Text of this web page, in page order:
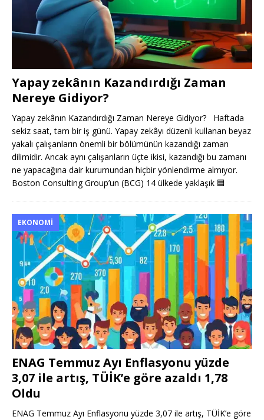
Yapay zekânın Kazandırdığı Zaman
Nereye Gidiyor?
Yapay zekânın Kazandırdığı Zaman Nereye Gidiyor? Haftada
sekiz saat, tam bir iş günü. Yapay zekâyı düzenli kullanan beyaz
yakalı çalışanların önemli bir bölümünün kazandığı zaman
dilimidir. Ancak aynı çalışanların üçte ikisi, kazandığı bu zamanı
ne yapacağına dair kurumundan hiçbir yönlendirme almıyor.
Boston Consulting Group’un (BCG) 14 ülkede yaklaşık 🟦
EKONOMI
ENAG Temmuz Ayı Enflasyonu yüzde
3,07 ile artış, TÜİK’e göre azaldı 1,78
Oldu
ENAG Temmuz Ayı Enflasyonu yüzde 3,07 ile artış, TÜİK’e göre